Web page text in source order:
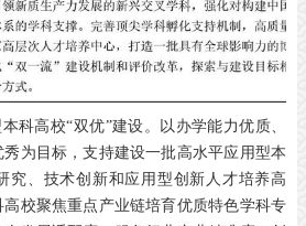
科高校“双优”建设。以办学能力优质、
为目标，支持建设一批高水平应用型本
究、技术创新和应用型创新人才培养高
校聚焦重点产业链培育优质特色学科专